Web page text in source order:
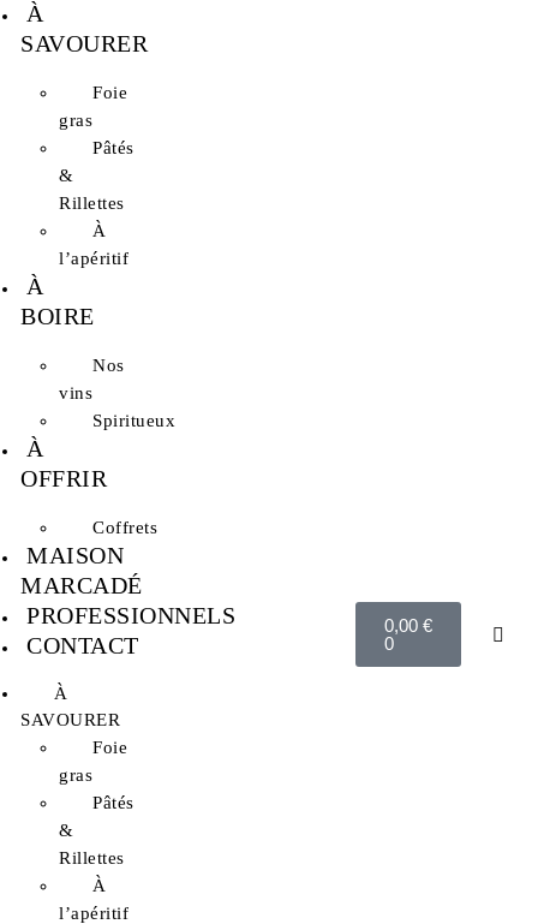
À
SAVOURER
Foie
gras
Pâtés
&
Rillettes
À
l’apéritif
À
BOIRE
Nos
vins
Spiritueux
À
OFFRIR
Coffrets
MAISON
MARCADÉ
PROFESSIONNELS
CONTACT
À
SAVOURER
Foie
gras
Pâtés
&
Rillettes
À
l’apéritif
0,00 €
0